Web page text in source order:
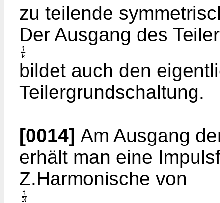
zu teilende
Der Ausgang des
bildet auch den
Teilergrundschaltung.
[0014] Am Ausgang
erhält man eine
Z.Harmonische von